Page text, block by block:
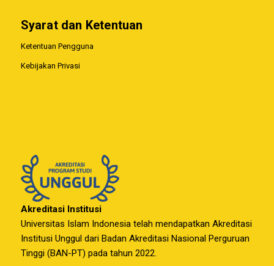
Syarat dan Ketentuan
Ketentuan Pengguna
Kebijakan Privasi
Akreditasi Institusi
Universitas Islam Indonesia telah mendapatkan Akreditasi
Institusi Unggul dari Badan Akreditasi Nasional Perguruan
Tinggi (BAN-PT) pada tahun 2022.